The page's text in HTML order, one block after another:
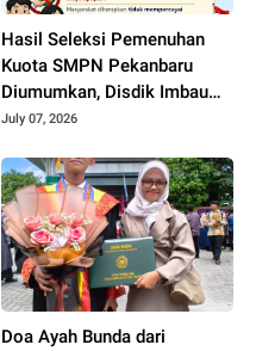
Hasil Seleksi Pemenuhan
Kuota SMPN Pekanbaru
Diumumkan, Disdik Imbau
Orang Tua Dampingi Anak
July 07, 2026
Doa Ayah Bunda dari